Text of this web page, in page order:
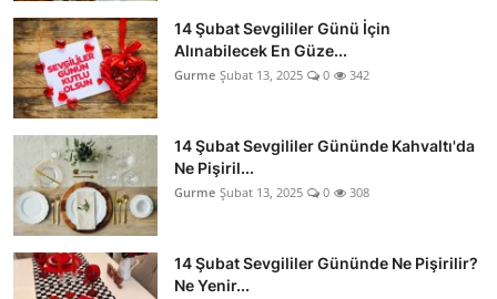
14 Şubat Sevgililer Günü İçin
Alınabilecek En Güze...
Gurme Şubat 13, 2025 0 342
14 Şubat Sevgililer Gününde Kahvaltı'da
Ne Pişiril...
Gurme Şubat 13, 2025 0 308
14 Şubat Sevgililer Gününde Ne Pişirilir?
Ne Yenir...